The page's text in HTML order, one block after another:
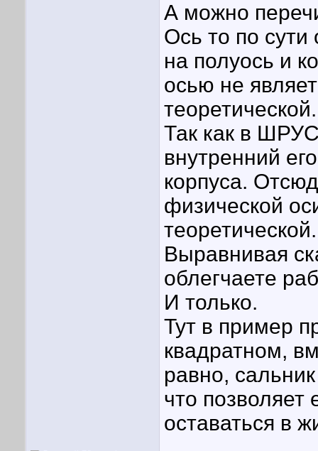
А можно
Ось то по
на полуось и
осью не
теоретической.
Так как в
внутренний
корпуса.
физической
теоретической.
Выравнивая
облегчаете
И только.
Тут в пример
квадратном,
равно,
что
оставаться в